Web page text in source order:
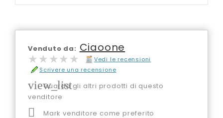
Venduto da: Ciaoone
★★★★★
★★★★★
Vedi le recensioni
Scrivere una recensione
view_list
Guarda gli altri prodotti di questo
venditore
 Mark venditore come preferito